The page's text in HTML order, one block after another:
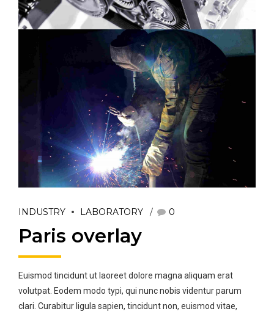
INDUSTRY LABORATORY 0
Paris overlay
Euismod tincidunt ut laoreet dolore magna aliquam erat
volutpat. Eodem modo typi, qui nunc nobis videntur parum
clari. Curabitur ligula sapien, tincidunt non, euismod vitae,